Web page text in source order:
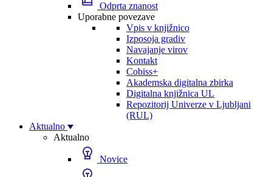
Odprta znanost
Uporabne povezave
Vpis v knjižnico
Izposoja gradiv
Navajanje virov
Kontakt
Cobiss+
Akademska digitalna zbirka
Digitalna knjižnica UL
Repozitorij Univerze v Ljubljani
(RUL)
Aktualno
Aktualno
Novice